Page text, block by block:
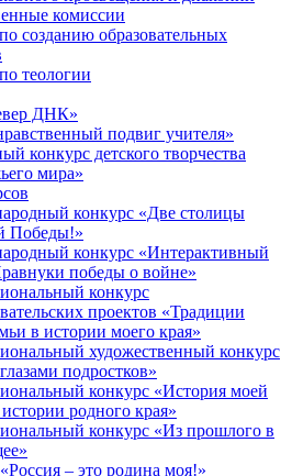
комиссии
созданию образовательных
теологии
ДНК»
подвиг учителя»
конкурс детского творчества
мира»
конкурс «Две столицы
Победы!»
конкурс «Интерактивный
победы о войне»
конкурс
проектов «Традиции
в истории моего края»
художественный конкурс
подростков»
конкурс «История моей
родного края»
конкурс «Из прошлого в
– это родина моя!»